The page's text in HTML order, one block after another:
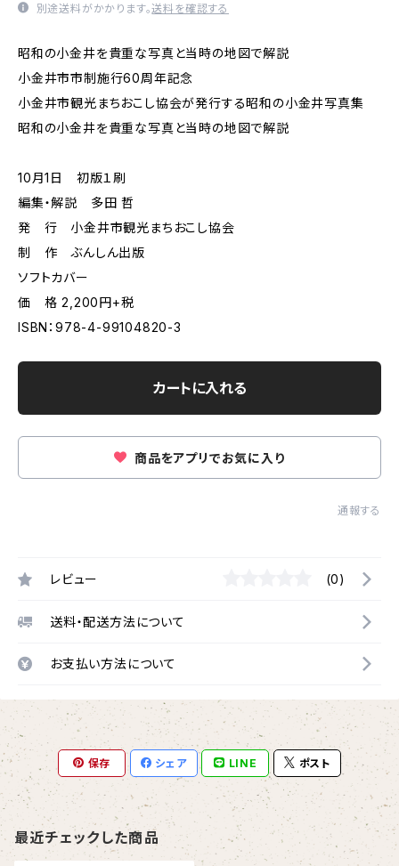
別途送料がかかります。送料を確認する
昭和の小金井を貴重な写真と当時の地図で解説
小金井市市制施行60周年記念
小金井市観光まちおこし協会が発行する昭和の小金井写真集
昭和の小金井を貴重な写真と当時の地図で解説
10月1日 初版１刷
編集・解説 多田 哲
発 行 小金井市観光まちおこし協会
制 作 ぶんしん出版
ソフトカバー
価 格 2,200円+税
ISBN：978-4-99104820-3
カートに入れる
商品をアプリでお気に入り
通報する
レビュー (0)
送料・配送方法について
お支払い方法について
保存 シェア LINE ポスト
最近チェックした商品